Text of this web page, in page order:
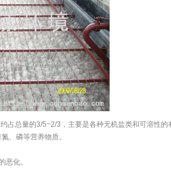
总量的3/5~2/3，主要是各种无机盐类和可溶性的
、磷等营养物质。
化。